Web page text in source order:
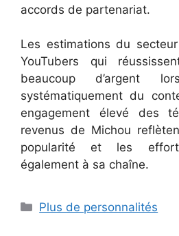
accords de partenariat.
Les estimations du
YouTubers qui
beaucoup d’argent
systématiquement du
engagement élevé des
revenus de Michou
popularité et les
également à sa chaîne.
Catégories
Plus de personnalités